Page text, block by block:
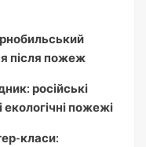
після пожеж
російські
пожежі
класи: